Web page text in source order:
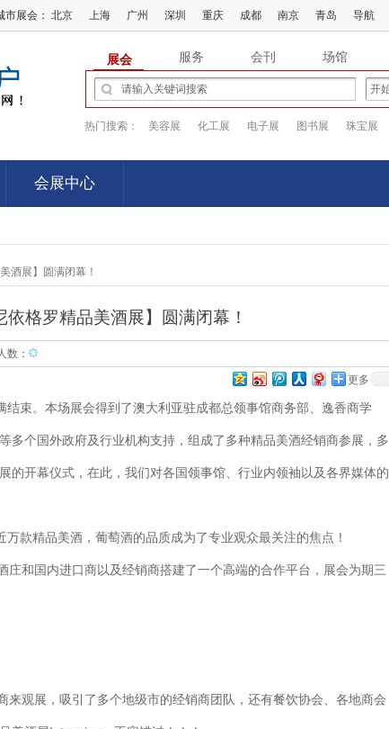
市展会： 北京 上海 广州 深圳 重庆 成都 南京 青岛 导航
展会 服务 会刊 场馆
热门搜索： 美容展 化工展 电子展 图书展 珠宝展
会展中心
酒展】圆满闭幕！
依格罗精品美酒展】圆满闭幕！
数：
更多
束。本场展会得到了澳大利亚驻成都总领事馆商务部、逸香商学
多个国外政府及行业机构支持，组成了多种精品美酒经销商参展，多
的开幕仪式，在此，我们对各国领事馆、行业内领袖以及各界媒体的
款精品美酒，葡萄酒的品质成为了专业观众最关注的焦点！
和国内进口商以及经销商搭建了一个高端的合作平台，展会为期三
观展，吸引了多个地级市的经销商团队，还有餐饮协会、各地商会